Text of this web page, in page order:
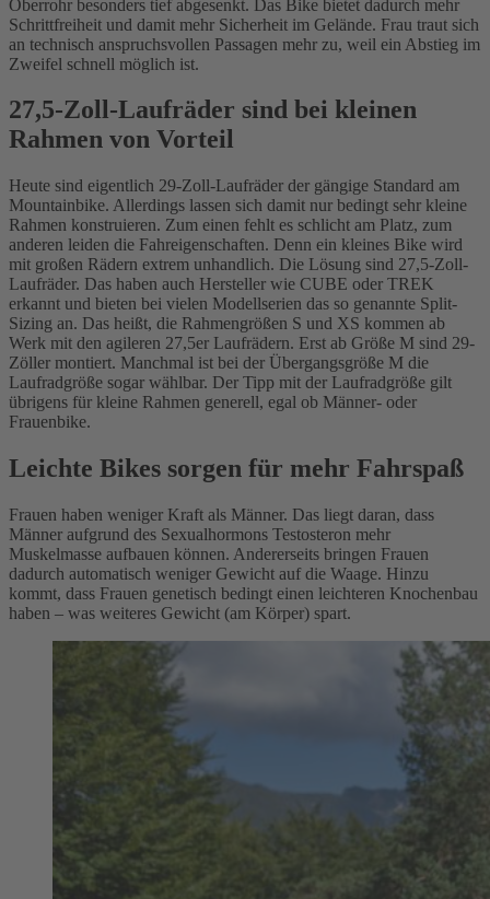
Oberrohr besonders tief abgesenkt. Das Bike bietet dadurch mehr
Schrittfreiheit und damit mehr Sicherheit im Gelände. Frau traut sich
an technisch anspruchsvollen Passagen mehr zu, weil ein Abstieg im
Zweifel schnell möglich ist.
27,5-Zoll-Laufräder sind bei kleinen
Rahmen von Vorteil
Heute sind eigentlich 29-Zoll-Laufräder der gängige Standard am
Mountainbike. Allerdings lassen sich damit nur bedingt sehr kleine
Rahmen konstruieren. Zum einen fehlt es schlicht am Platz, zum
anderen leiden die Fahreigenschaften. Denn ein kleines Bike wird
mit großen Rädern extrem unhandlich. Die Lösung sind 27,5-Zoll-
Laufräder. Das haben auch Hersteller wie CUBE oder TREK
erkannt und bieten bei vielen Modellserien das so genannte Split-
Sizing an. Das heißt, die Rahmengrößen S und XS kommen ab
Werk mit den agileren 27,5er Laufrädern. Erst ab Größe M sind 29-
Zöller montiert. Manchmal ist bei der Übergangsgröße M die
Laufradgröße sogar wählbar. Der Tipp mit der Laufradgröße gilt
übrigens für kleine Rahmen generell, egal ob Männer- oder
Frauenbike.
Leichte Bikes sorgen für mehr Fahrspaß
Frauen haben weniger Kraft als Männer. Das liegt daran, dass
Männer aufgrund des Sexualhormons Testosteron mehr
Muskelmasse aufbauen können. Andererseits bringen Frauen
dadurch automatisch weniger Gewicht auf die Waage. Hinzu
kommt, dass Frauen genetisch bedingt einen leichteren Knochenbau
haben – was weiteres Gewicht (am Körper) spart.